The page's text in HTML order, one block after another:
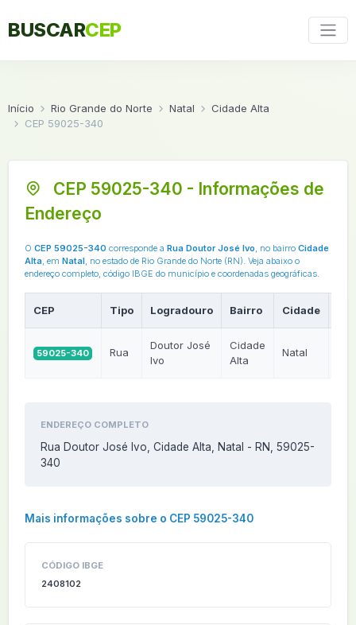
BUSCARCEP
Início Rio Grande do Norte Natal
Cidade Alta
CEP 59025-340
CEP 59025-340 - Informações de
Endereço
O CEP 59025-340 corresponde a Rua Doutor José Ivo, no bairro Cidade
Alta, em Natal, no estado de Rio Grande do Norte (RN). Veja abaixo o
endereço completo, código IBGE do município e coordenadas geográficas.
CEP Tipo Logradouro Bairro Cidade
59025-340 Rua
Doutor José
Ivo
Cidade
Alta
Natal
ENDEREÇO COMPLETO
Rua Doutor José Ivo, Cidade Alta, Natal - RN, 59025-
340
Mais informações sobre o CEP 59025-340
CÓDIGO IBGE
2408102